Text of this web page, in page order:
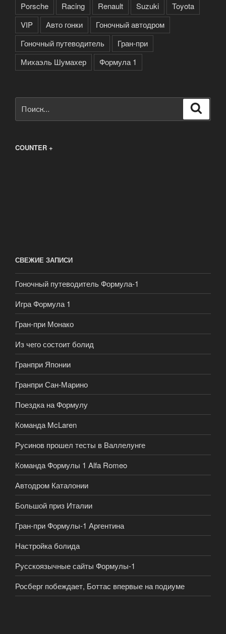
Porsche
Racing Renault Suzuki
Toyota
VIP
Авто гонки
Гоночный автодром
Гоночный путеводитель
Гран-при
Михаэль Шумахер
Формула 1
COUNTER +
СВЕЖИЕ ЗАПИСИ
Гоночный путеводитель Формула-1
Игра Формула 1
Гран-при Монако
Из чего состоит болид
Гранпри Японии
Гранпри Сан-Марино
Поездка на Формулу
Команда McLaren
Русинов прошел тесты в Валлелунге
Команда Формулы 1 Alfa Romeo
Автодром Каталонии
Большой приз Италии
Гран-при Формулы-1 Аргентина
Настройка болида
Русскоязычные сайты Формулы-1
Росберг побеждает, Боттас впервые на подиуме